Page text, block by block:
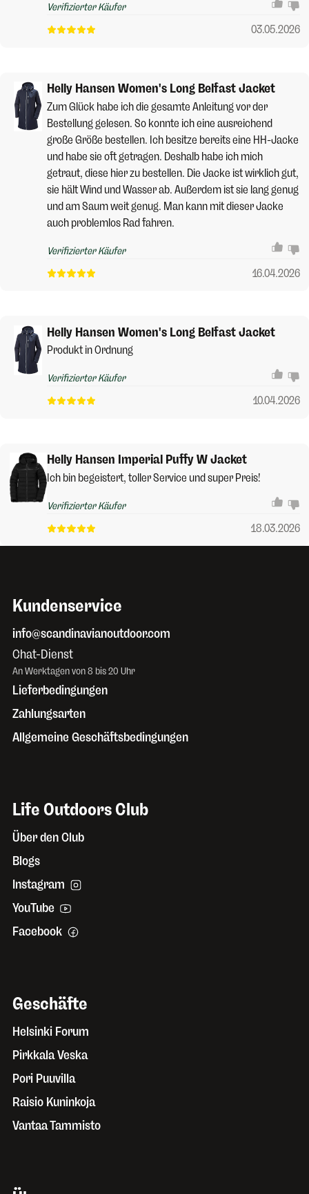
Verifizierter Käufer
03.05.2026
Helly Hansen Women's Long Belfast Jacket
Zum Glück habe ich die gesamte Anleitung vor der
Bestellung gelesen. So konnte ich eine ausreichend
große Größe bestellen. Ich besitze bereits eine HH-Jacke
und habe sie oft getragen. Deshalb habe ich mich
getraut, diese hier zu bestellen. Die Jacke ist wirklich gut,
sie hält Wind und Wasser ab. Außerdem ist sie lang genug
und am Saum weit genug. Man kann mit dieser Jacke
auch problemlos Rad fahren.
Verifizierter Käufer
16.04.2026
Helly Hansen Women's Long Belfast Jacket
Produkt in Ordnung
Verifizierter Käufer
10.04.2026
Helly Hansen Imperial Puffy W Jacket
Ich bin begeistert, toller Service und super Preis!
Verifizierter Käufer
18.03.2026
Kundenservice
info@scandinavianoutdoor.com
Chat-Dienst
An Werktagen von 8 bis 20 Uhr
Lieferbedingungen
Zahlungsarten
Allgemeine Geschäftsbedingungen
Life Outdoors Club
Über den Club
Blogs
Instagram
YouTube
Facebook
Geschäfte
Helsinki Forum
Pirkkala Veska
Pori Puuvilla
Raisio Kuninkoja
Vantaa Tammisto